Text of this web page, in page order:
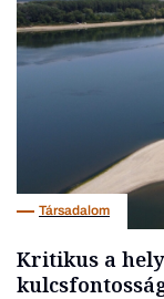
Társadalom
Kritikus a